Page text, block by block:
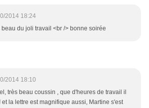
2014 18:24
beau du joli travail <br /> bonne soirée
2014 18:10
très beau coussin , que d'heures de travail il
et la lettre est magnifique aussi, Martine s'est